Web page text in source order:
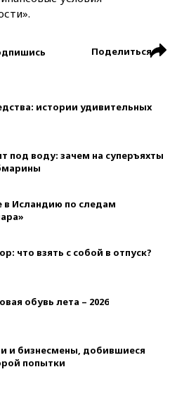
Поделиться
истории удивительных
под воду: зачем на суперъяхты
в Исландию по следам
что взять с собой в отпуск?
обувь лета – 2026
и бизнесмены, добившиеся
попытки